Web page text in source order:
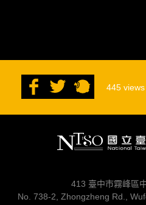
445 views
413 臺中市霧峰區
No. 738-2, Zhongzheng Rd.,